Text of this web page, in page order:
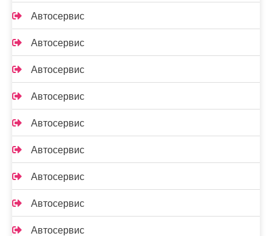
Автосервис
Автосервис
Автосервис
Автосервис
Автосервис
Автосервис
Автосервис
Автосервис
Автосервис